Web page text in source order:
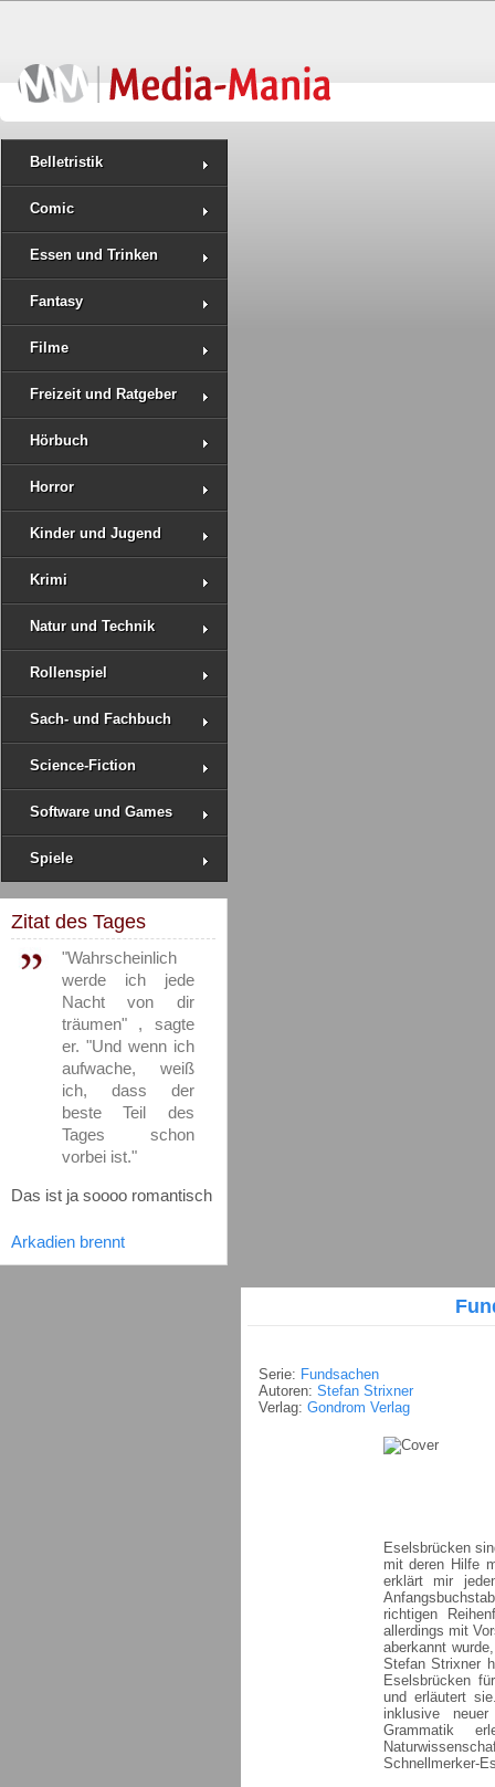
Belletristik
Comic
Essen und Trinken
Fantasy
Filme
Freizeit und Ratgeber
Hörbuch
Horror
Kinder und Jugend
Krimi
Natur und Technik
Rollenspiel
Sach- und Fachbuch
Science-Fiction
Software und Games
Spiele
Zitat des Tages
"Wahrscheinlich
werde ich jede
Nacht von dir
träumen" , sagte
er. "Und wenn ich
aufwache, weiß
ich, dass der
beste Teil des
Tages schon
vorbei ist."
Das ist ja soooo romantisch
Arkadien brennt
Serie: Fundsachen
Autoren: Stefan Strixner
Verlag: Gondrom Verlag
Eselsbrücken
mit deren Hilfe
erklärt mir
richtigen
allerdings mit
aberkannt
Stefan Strixner
Eselsbrücken
und erläutert
inklusive
Grammatik
Schnellmerker-